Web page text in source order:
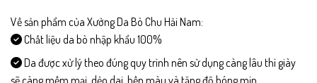
Về sản phẩm của Xưởng Da Bò Chu Hải Nam:
Chất liệu da bò nhập khẩu 100%
Da được xử lý theo đúng quy trình nên sử dụng càng lâu thì giày
sẽ càng mềm mại, dẻo dai, bền màu và tăng độ bóng mịn.